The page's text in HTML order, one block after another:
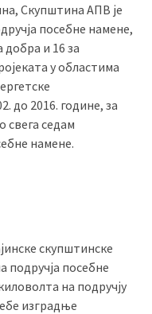
Скупштина АПВ је
посебне намене,
и 16 за
у областима
до 2016. године, за
свега седам
намене.
скупштинске
подручја посебне
на подручју
изградње